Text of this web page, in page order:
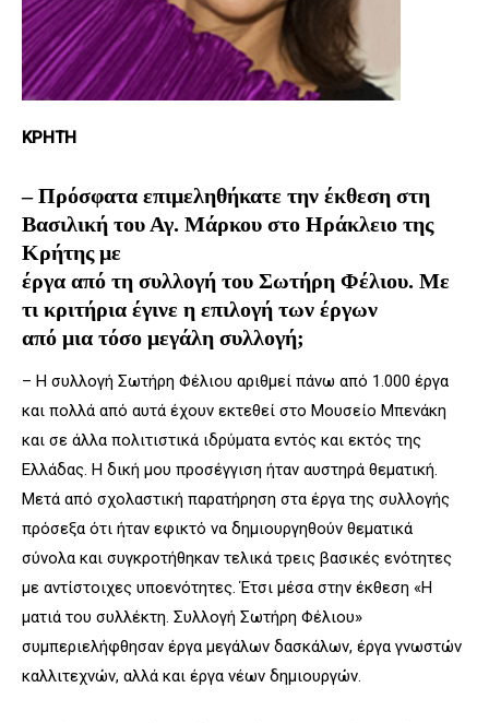
ΚΡΗΤΗ
– Πρόσφατα επιμεληθήκατε την έκθεση στη
Βασιλική του Αγ. Μάρκου στο Ηράκλειο της
Κρήτης με
έργα από τη συλλογή του Σωτήρη Φέλιου. Με
τι κριτήρια έγινε η επιλογή των έργων
από μια τόσο μεγάλη συλλογή;
– Η συλλογή Σωτήρη Φέλιου αριθμεί πάνω από 1.000 έργα
και πολλά από αυτά έχουν εκτεθεί στο Μουσείο Μπενάκη
και σε άλλα πολιτιστικά ιδρύματα εντός και εκτός της
Ελλάδας. Η δική μου προσέγγιση ήταν αυστηρά θεματική.
Μετά από σχολαστική παρατήρηση στα έργα της συλλογής
πρόσεξα ότι ήταν εφικτό να δημιουργηθούν θεματικά
σύνολα και συγκροτήθηκαν τελικά τρεις βασικές ενότητες
με αντίστοιχες υποενότητες. Έτσι μέσα στην έκθεση «Η
ματιά του συλλέκτη. Συλλογή Σωτήρη Φέλιου»
συμπεριελήφθησαν έργα μεγάλων δασκάλων, έργα γνωστών
καλλιτεχνών, αλλά και έργα νέων δημιουργών.